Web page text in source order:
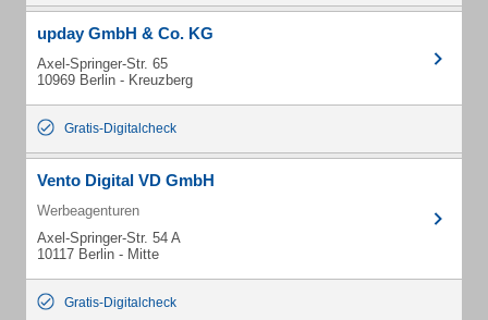
upday GmbH & Co. KG
Axel-Springer-Str. 65
10969 Berlin - Kreuzberg
Gratis-Digitalcheck
Vento Digital VD GmbH
Werbeagenturen
Axel-Springer-Str. 54 A
10117 Berlin - Mitte
Gratis-Digitalcheck